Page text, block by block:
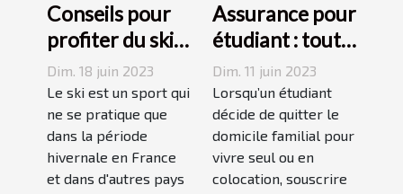
Conseils pour
profiter du ski
en juin, juillet,
août ou
septembre
Dim. 18 juin 2023
Le ski est un sport qui
ne se pratique que
dans la période
hivernale en France
et dans d'autres pays
Assurance pour
étudiant : tout
ce qu’il faut
savoir avant de
choisir
Dim. 11 juin 2023
Lorsqu’un étudiant
décide de quitter le
domicile familial pour
vivre seul ou en
colocation, souscrire